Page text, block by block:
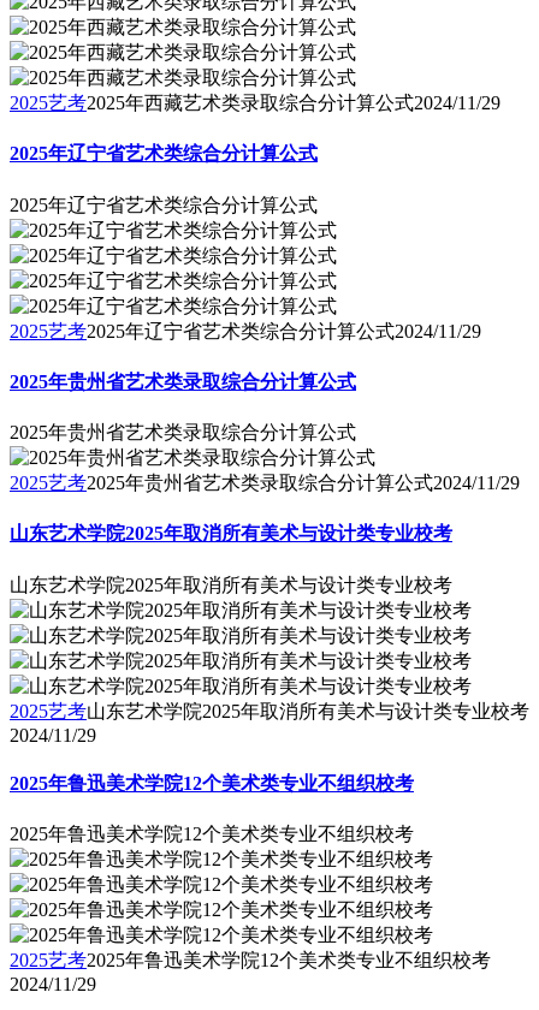
2025艺考2025年西藏艺术类录取综合分计算公式2024/11/29
2025年辽宁省艺术类综合分计算公式
2025年辽宁省艺术类综合分计算公式
2025艺考2025年辽宁省艺术类综合分计算公式2024/11/29
2025年贵州省艺术类录取综合分计算公式
2025年贵州省艺术类录取综合分计算公式
2025艺考2025年贵州省艺术类录取综合分计算公式2024/11/29
山东艺术学院2025年取消所有美术与设计类专业校考
山东艺术学院2025年取消所有美术与设计类专业校考
2025艺考山东艺术学院2025年取消所有美术与设计类专业校考
2024/11/29
2025年鲁迅美术学院12个美术类专业不组织校考
2025年鲁迅美术学院12个美术类专业不组织校考
2025艺考2025年鲁迅美术学院12个美术类专业不组织校考
2024/11/29